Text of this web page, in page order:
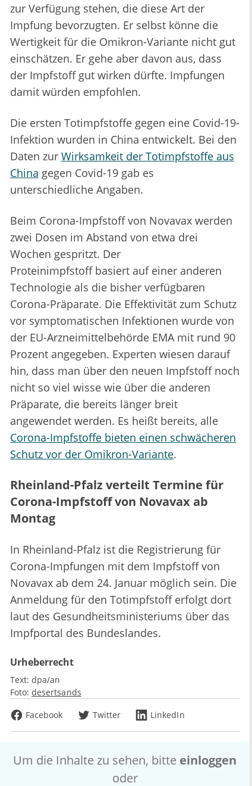
zur Verfügung stehen, die diese Art der
Impfung bevorzugten. Er selbst könne die
Wertigkeit für die Omikron-Variante nicht gut
einschätzen. Er gehe aber davon aus, dass
der Impfstoff gut wirken dürfte. Impfungen
damit würden empfohlen.
Die ersten Totimpfstoffe gegen eine Covid-19-
Infektion wurden in China entwickelt. Bei den
Daten zur Wirksamkeit der Totimpfstoffe aus
China gegen Covid-19 gab es
unterschiedliche Angaben.
Beim Corona-Impfstoff von Novavax werden
zwei Dosen im Abstand von etwa drei
Wochen gespritzt. Der
Proteinimpfstoff basiert auf einer anderen
Technologie als die bisher verfügbaren
Corona-Präparate. Die Effektivität zum Schutz
vor symptomatischen Infektionen wurde von
der EU-Arzneimittelbehörde EMA mit rund 90
Prozent angegeben. Experten wiesen darauf
hin, dass man über den neuen Impfstoff noch
nicht so viel wisse wie über die anderen
Präparate, die bereits länger breit
angewendet werden. Es heißt bereits, alle
Corona-Impfstoffe bieten einen schwächeren
Schutz vor der Omikron-Variante.
Rheinland-Pfalz verteilt Termine für
Corona-Impfstoff von Novavax ab
Montag
In Rheinland-Pfalz ist die Registrierung für
Corona-Impfungen mit dem Impfstoff von
Novavax ab dem 24. Januar möglich sein. Die
Anmeldung für den Totimpfstoff erfolgt dort
laut des Gesundheitsministeriums über das
Impfportal des Bundeslandes.
Urheberrecht
Text: dpa/an
Foto: desertsands
Facebook
Twitter LinkedIn
Um die Inhalte zu sehen, bitte einloggen
oder